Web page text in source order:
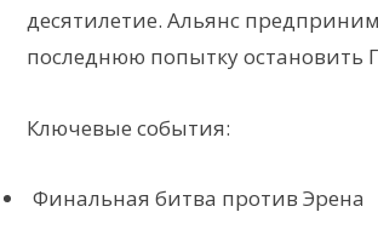
десятилетие. Альянс
последнюю попытку остановить
Ключевые события:
Финальная битва против Эрена